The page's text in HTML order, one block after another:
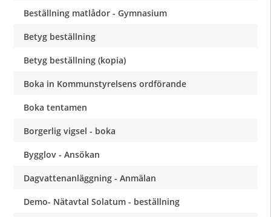
Beställning matlådor - Gymnasium
Betyg beställning
Betyg beställning (kopia)
Boka in Kommunstyrelsens ordförande
Boka tentamen
Borgerlig vigsel - boka
Bygglov - Ansökan
Dagvattenanläggning - Anmälan
Demo- Nätavtal Solatum - beställning